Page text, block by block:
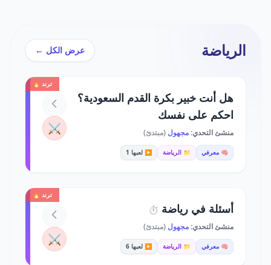
الرياضة عرض الكل ←
ترند 🔥
هل أنت خبير بكرة القدم السعودية؟
احكم على نفسك
منشئ التحدي:مجهول (مبتدئ)
🧠 معرفي 📁 الرياضة ▶️ لعبها 1
⚔️
ترند 🔥
أسئلة في رياضة ⏱️
منشئ التحدي:مجهول (مبتدئ)
🧠 معرفي 📁 الرياضة ▶️ لعبها 6 ⚔️